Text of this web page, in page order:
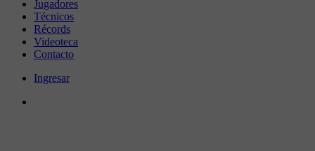
Jugadores
Técnicos
Récords
Videoteca
Contacto
Ingresar